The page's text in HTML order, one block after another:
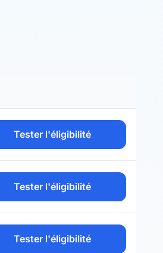
Tester l'éligibilité
Tester l'éligibilité
Tester l'éligibilité